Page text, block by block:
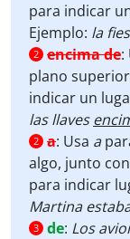
para indicar
Ejemplo: la
2 encima de:
plano
indicar un
las llaves
2 a: Usa a
algo, junto con
para indicar
Martina
3 de: Los